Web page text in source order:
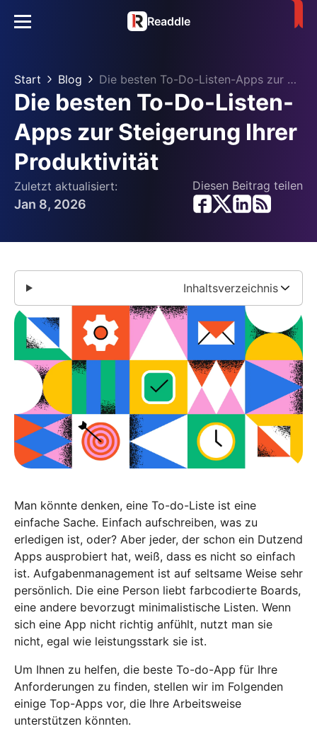
Readdle
Start Blog Die besten To-Do-Listen-Apps zur Steigerung Ihrer Produktivität
Die besten To-Do-Listen-
Apps zur Steigerung Ihrer
Produktivität
Zuletzt aktualisiert:
Jan 8, 2026
Diesen Beitrag teilen
Inhaltsverzeichnis
Man könnte denken, eine To-do-Liste ist eine
einfache Sache. Einfach aufschreiben, was zu
erledigen ist, oder? Aber jeder, der schon ein Dutzend
Apps ausprobiert hat, weiß, dass es nicht so einfach
ist. Aufgabenmanagement ist auf seltsame Weise sehr
persönlich. Die eine Person liebt farbcodierte Boards,
eine andere bevorzugt minimalistische Listen. Wenn
sich eine App nicht richtig anfühlt, nutzt man sie
nicht, egal wie leistungsstark sie ist.
Um Ihnen zu helfen, die beste To-do-App für Ihre
Anforderungen zu finden, stellen wir im Folgenden
einige Top-Apps vor, die Ihre Arbeitsweise
unterstützen könnten.